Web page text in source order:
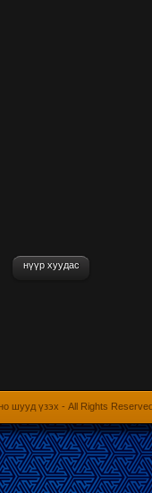
нүүр хуудас
шууд үзэх - All Rights